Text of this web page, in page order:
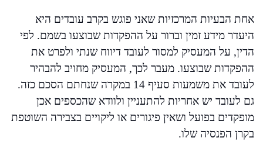
אחת הבעיות המרכזיות שאני פוגש בקרב עובדים היא
היעדר מידע זמין וברור על ההפקדות שבוצעו בשמם. לפי
הדין, על המעסיק למסור לעובד דיווח שנתי ולפרט את
ההפקדות שבוצעו. מעבר לכך, המעסיק מחויב להבהיר
לעובד את משמעות סעיף 14 במקרה שנחתם הסכם כזה.
גם לעובד יש אחריות להתעניין ולוודא שהכספים אכן
מופקדים בפועל ושאין פיגורים או ליקויים בצבירה השוטפת
בקרן הפנסיה שלו.